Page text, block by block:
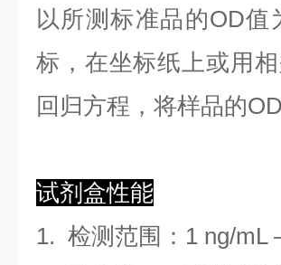
以所测标准品的OD值
标，在坐标纸上或用
回归方程 ， 将样品的
试剂盒性能
1. 检测范围 ： 1 ng/mL